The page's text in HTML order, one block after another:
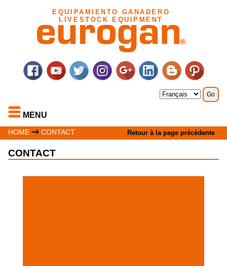
EQUIPAMIENTO GANADERO
LIVESTOCK EQUIPMENT
MENU
HOME CONTACT Retour à la page précédente
CONTACT